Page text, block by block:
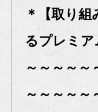
＊【取り組
るプレミア
～～～～～
～～～～～